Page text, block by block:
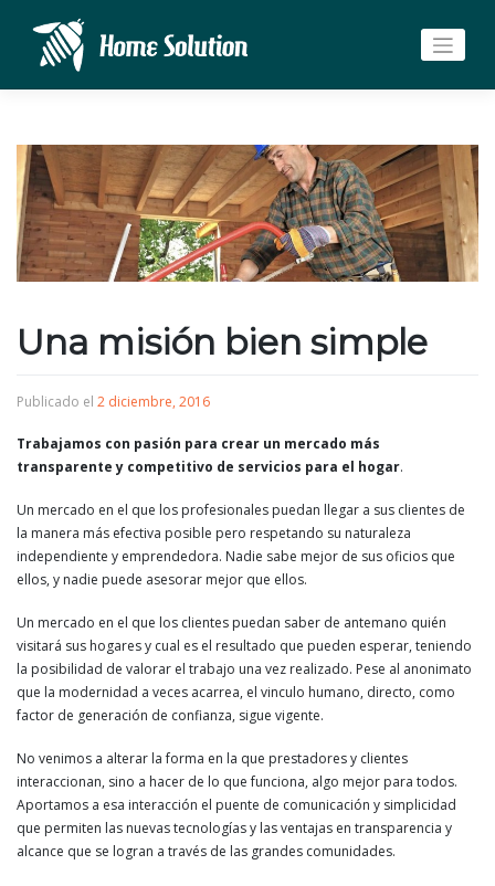
contenido
Una misión bien simple
Publicado el 2 diciembre, 2016
Trabajamos con pasión para crear un mercado más
transparente y competitivo de servicios para el hogar.
Un mercado en el que los profesionales puedan llegar a sus clientes de
la manera más efectiva posible pero respetando su naturaleza
independiente y emprendedora. Nadie sabe mejor de sus oficios que
ellos, y nadie puede asesorar mejor que ellos.
Un mercado en el que los clientes puedan saber de antemano quién
visitará sus hogares y cual es el resultado que pueden esperar, teniendo
la posibilidad de valorar el trabajo una vez realizado. Pese al anonimato
que la modernidad a veces acarrea, el vinculo humano, directo, como
factor de generación de confianza, sigue vigente.
No venimos a alterar la forma en la que prestadores y clientes
interaccionan, sino a hacer de lo que funciona, algo mejor para todos.
Aportamos a esa interacción el puente de comunicación y simplicidad
que permiten las nuevas tecnologías y las ventajas en transparencia y
alcance que se logran a través de las grandes comunidades.